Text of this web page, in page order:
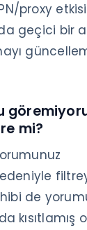
proxy
geçici bir
mi?
de
kısıtlamış